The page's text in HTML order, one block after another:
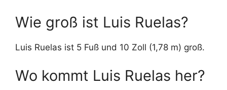
Wie groß ist Luis Ruelas?
Luis Ruelas ist 5 Fuß und 10 Zoll (1,78 m) groß.
Wo kommt Luis Ruelas her?